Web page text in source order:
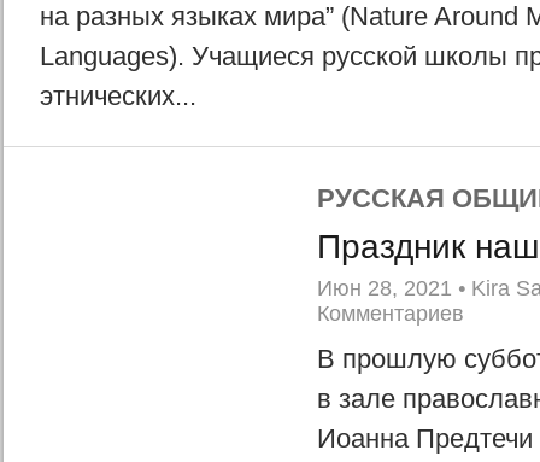
на разных языках мира” (Nature Around
Languages). Учащиеся русской школы
этнических...
РУССКАЯ
Праздник
Июн 28, 2021 • Kira
Комментариев
В прошлую
в зале
Иоанна Предтечи